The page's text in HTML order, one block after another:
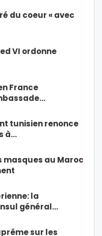
du coeur « avec
VI ordonne
France
tunisien renonce
à…
masques au Maroc
la
général…
sur les